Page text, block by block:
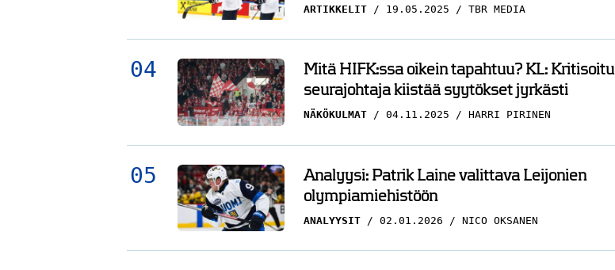
ARTIKKELIT 19.05.2025 TBR MEDIA
Mitä HIFK:ssa oikein tapahtuu? KL: Kritisoitu
seurajohtaja kiistää syytökset jyrkästi
NÄKÖKULMAT 04.11.2025 HARRI PIRINEN
Analyysi: Patrik Laine valittava Leijonien
olympiamiehistöön
ANALYYSIT 02.01.2026 NICO OKSANEN